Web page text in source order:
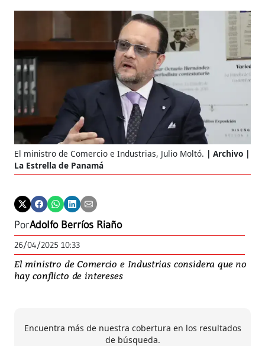
El ministro de Comercio e Industrias, Julio Moltó.
Archivo |
La Estrella de Panamá
PorAdolfo Berríos Riaño
26/04/2025 10:33
El ministro de Comercio e Industrias considera que no
hay conflicto de intereses
Encuentra más de nuestra cobertura en los resultados
de búsqueda.